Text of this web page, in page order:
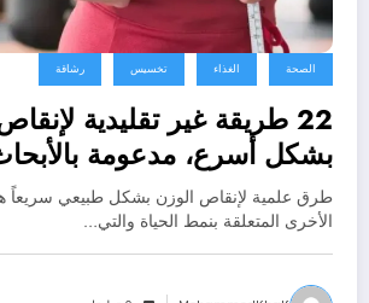
الصحة الغذاء تخسيس رشاقة
22 طريقة غير تقليدية
بشكل أسرع، مدعومة
طرق علمية لإنقاص الوزن بشكل طبيعي سريعاً
الأخرى المتعلقة بنمط الحياة والتي…